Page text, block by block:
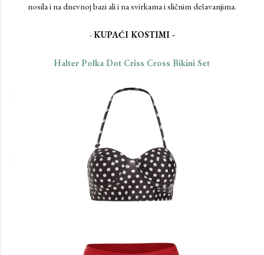
nosila i na dnevnoj bazi ali i na svirkama i sličnim dešavanjima.
-KUPAĆI KOSTIMI -
Halter Polka Dot Criss Cross Bikini Set